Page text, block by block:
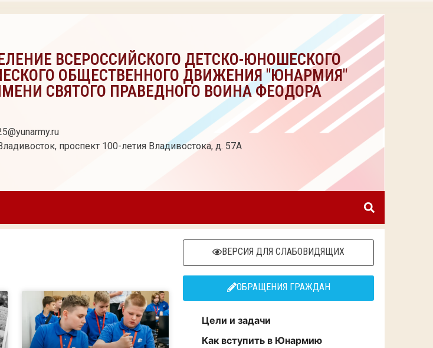
ВСЕРОССИЙСКОГО ДЕТСКО-ЮНОШЕСКОГО
ОБЩЕСТВЕННОГО ДВИЖЕНИЯ "ЮНАРМИЯ"
СВЯТОГО ПРАВЕДНОГО ВОИНА ФЕОДОРА
проспект 100-летия Владивостока, д. 57А
ВЕРСИЯ ДЛЯ СЛАБОВИДЯЩИХ
ОБРАЩЕНИЯ ГРАЖДАН
Цели и задачи
Как вступить в Юнармию